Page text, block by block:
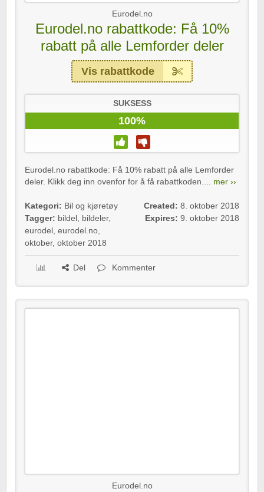
Eurodel.no
Eurodel.no rabattkode: Få 10%
rabatt på alle Lemforder deler
Vis rabattkode
SUKSESS
100%
Eurodel.no rabattkode: Få 10% rabatt på alle Lemforder
deler. Klikk deg inn ovenfor for å få rabattkoden.... mer ››
Kategori: Bil og kjøretøy
Tagger: bildel , bildeler,
eurodel , eurodel.no,
oktober, oktober 2018
Created: 8. oktober 2018
Expires: 9. oktober 2018
Del Kommenter
Eurodel.no